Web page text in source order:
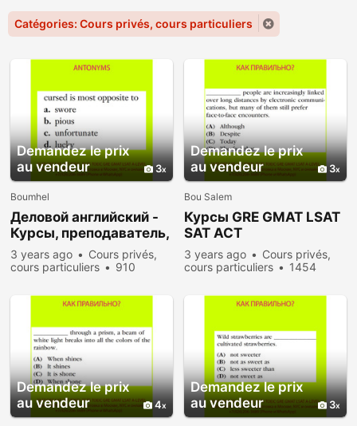
Catégories: Cours privés, cours particuliers
Demandez le prix
au vendeur
3
Boumhel
Деловой английский -
Курсы, преподаватель,
репетитор из США
3 years ago
Cours privés,
cours particuliers
910
Demandez le prix
au vendeur
3
Bou Salem
Курсы GRE GMAT LSAT
SAT ACT
преподаватель,
репетитор из США
3 years ago
Cours privés,
cours particuliers
1454
Demandez le prix
au vendeur
4
Demandez le prix
au vendeur
3